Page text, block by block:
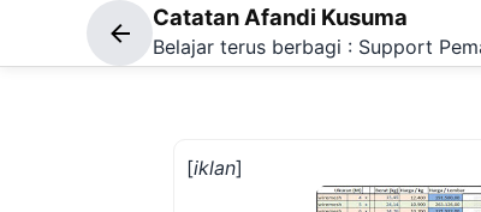
Catatan Afandi Kusuma
Belajar terus berbagi : Support
[iklan]